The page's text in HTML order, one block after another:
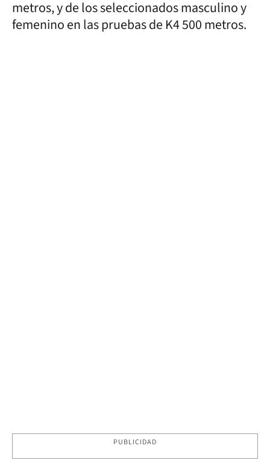
metros, y de los seleccionados masculino y
femenino en las pruebas de K4 500 metros.
PUBLICIDAD